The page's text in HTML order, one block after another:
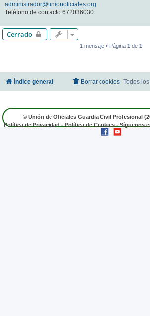
administrador@unionoficiales.org
Teléfono de contacto:672036030
Cerrado
1 mensaje • Página 1 de 1
Índice general Todos
Borrar cookies
© Unión de Oficiales Guardia Civil Profesional
Política de Privacidad - Política de Cookies - Síguenos